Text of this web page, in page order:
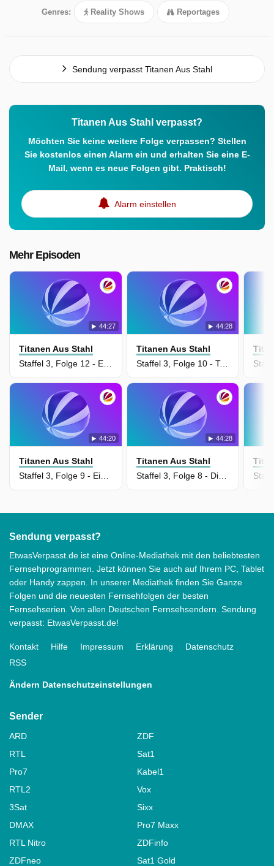
Genres: Reality Shows Reportages
Sendung verpasst Titanen Aus Stahl
Titanen Aus Stahl verpasst?
Möchten Sie keine weitere Folge verpassen? Stellen
Sie kostenlos einen Alarm ein und erhalten Sie eine E-
Mail, wenn es neue Folgen gibt. Praktisch!
Alarm einstellen
Mehr Episoden
44:27
Titanen Aus Stahl
Staffel 3, Folge 12 - Ein U-Boot für die Ewigkeit
44:28
Titanen Aus Stahl
Staffel 3, Folge 10 - Totgesagte leben länger
44:20
Titanen Aus Stahl
44:28
Titanen Aus Stahl
Staffel 3, Folge 8 - Die Halle der Verdammten
Sendung verpasst?
EtwasVerpasst.de ist eine Online-Mediathek mit den beliebtesten
Fernsehprogrammen. Jetzt können Sie auch auf Ihrem PC, Tablet
oder Handy zappen. In unserer Mediathek finden Sie Ganze
Folgen und die neuesten Fernsehfolgen der besten
Fernsehserien. Von allen Deutschen Fernsehsendern. Sendung
verpasst: EtwasVerpasst.de!
Kontakt Hilfe Impressum Erklärung
Datenschutz
RSS
Ändern Datenschutzeinstellungen
Sender
ARD
ZDF
RTL
Sat1
Pro7
Kabel1
RTL2
Vox
3Sat
Sixx
DMAX
Pro7 Maxx
RTL Nitro
ZDFinfo
ZDFneo
Sat1 Gold